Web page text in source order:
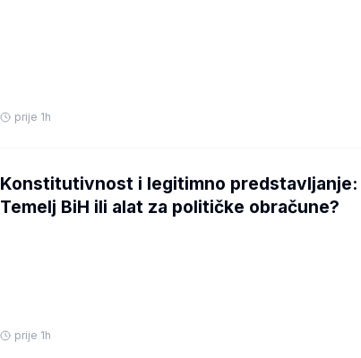
prije 1h
Konstitutivnost i legitimno predstavljanje:
Temelj BiH ili alat za političke obračune?
prije 1h